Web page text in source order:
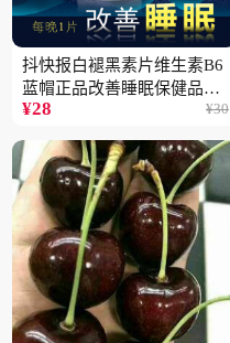
抖快报白褪黑素片维生素B6
蓝帽正品改善睡眠保健品现
货批发代发2瓶
¥28 ¥30